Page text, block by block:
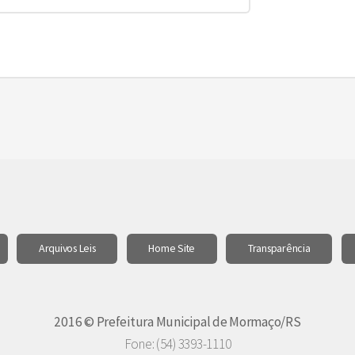
Arquivos Leis Home Site Transparência
2016 © Prefeitura Municipal de Mormaço/RS
Fone: (54) 3393-1110